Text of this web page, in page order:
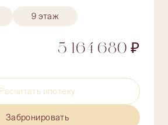
9 этаж
5 164 680 ₽
Расчитать ипотеку
Забронировать